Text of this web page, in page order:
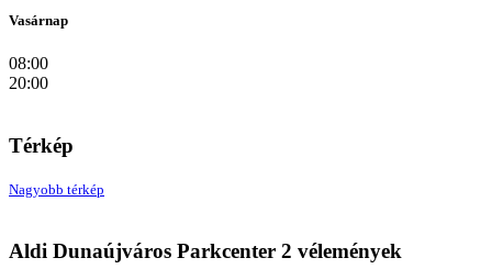
Vasárnap
08:00
20:00
Térkép
Nagyobb térkép
Aldi Dunaújváros Parkcenter 2 vélemények